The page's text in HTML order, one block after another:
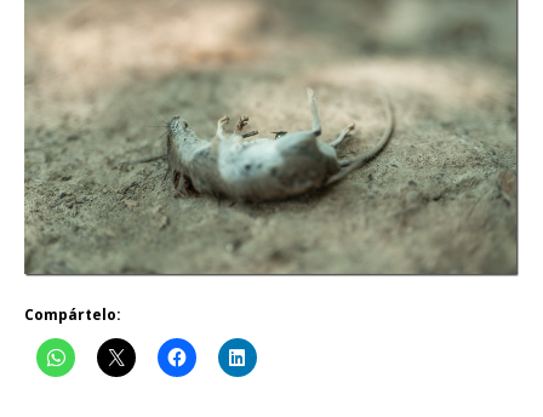
Compártelo: